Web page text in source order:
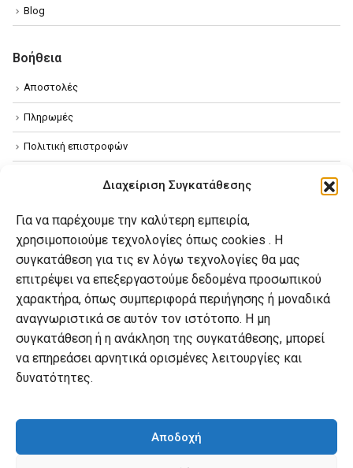
Διαχείριση Συγκατάθεσης
Για να παρέχουμε την καλύτερη εμπειρία,
χρησιμοποιούμε τεχνολογίες όπως cookies . Η
συγκατάθεση για τις εν λόγω τεχνολογίες θα μας
επιτρέψει να επεξεργαστούμε δεδομένα προσωπικού
χαρακτήρα, όπως συμπεριφορά περιήγησης ή μοναδικά
αναγνωριστικά σε αυτόν τον ιστότοπο. Η μη
συγκατάθεση ή η ανάκληση της συγκατάθεσης, μπορεί
να επηρεάσει αρνητικά ορισμένες λειτουργίες και
δυνατότητες.
Αποδοχή
Blog
Βοήθεια
Αποστολές
Πληρωμές
Πολιτική επιστροφών
Πολιτική Cookies
Ο λογαριασμός μου
Οι παραγγελίες μου
Λίστα επιθυμιών